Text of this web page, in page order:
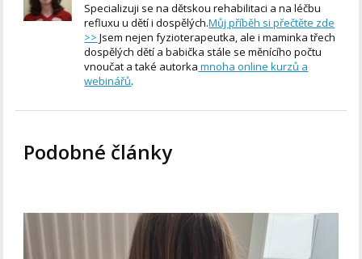
Specializuji se na dětskou rehabilitaci a na léčbu
refluxu u dětí i dospělých.Můj příběh si přečtěte zde
>> Jsem nejen fyzioterapeutka, ale i maminka třech
dospělých dětí a babička stále se měnícího počtu
vnoučat a také autorka mnoha online kurzů a
webinářů.
Podobné články